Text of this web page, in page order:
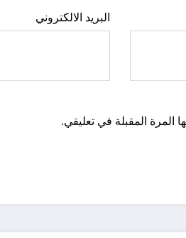
البريد الالكتروني
المرة المقبلة في تعليقي.